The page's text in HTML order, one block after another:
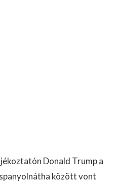
Donald Trump a
között vont